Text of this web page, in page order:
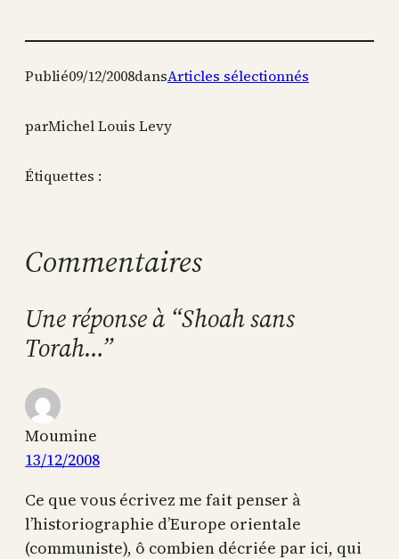
Publié09/12/2008dansArticles sélectionnés
parMichel Louis Levy
Étiquettes :
Commentaires
Une réponse à “Shoah sans
Torah…”
Moumine
13/12/2008
Ce que vous écrivez me fait penser à
l’historiographie d’Europe orientale
(communiste), ô combien décriée par ici, qui